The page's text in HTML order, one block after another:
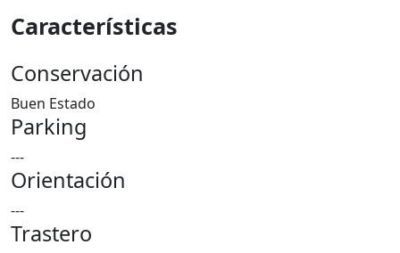
Características
Conservación
Buen Estado
Parking
---
Orientación
---
Trastero